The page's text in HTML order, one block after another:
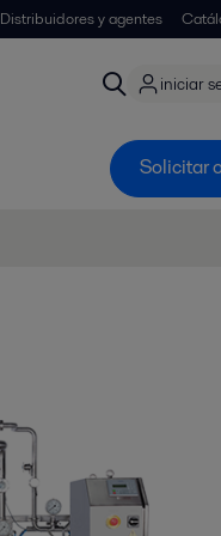
Distribuidores y agentes
iniciar
Solicitar